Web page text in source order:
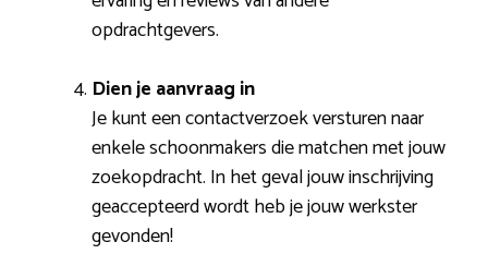
opdrachtgevers.
Dien je aanvraag in
Je kunt een contactverzoek versturen naar
enkele schoonmakers die matchen met jouw
zoekopdracht. In het geval jouw inschrijving
geaccepteerd wordt heb je jouw werkster
gevonden!